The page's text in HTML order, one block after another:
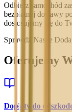
Odbierz samochód
bezpłatnej dostawy
dostosujemy się do
Sprawdź Nasze
Oferujemy
Dopłaty do